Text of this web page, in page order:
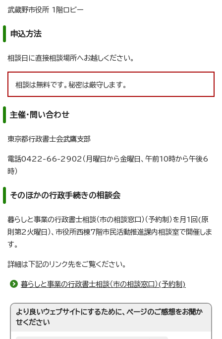
武蔵野市役所 1階ロビー
申込方法
相談日に直接相談場所へお越しください。
相談は無料です。秘密は厳守します。
主催・問い合わせ
東京都行政書士会武鷹支部
電話0422-66-2902（月曜日から金曜日、午前10時から午後6
時）
そのほかの行政手続きの相談会
暮らしと事業の行政書士相談（市の相談窓口）（予約制）を月1回(原
則第2火曜日）、市役所西棟7階市民活動推進課内相談室で開催しま
す。
詳細は下記のリンク先をご覧ください。
暮らしと事業の行政書士相談（市の相談窓口）(予約制)
より良いウェブサイトにするために、ページのご感想をお聞か
せください